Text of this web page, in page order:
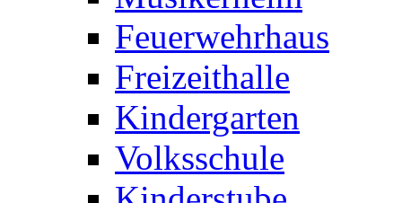
Feuerwehrhaus
Freizeithalle
Kindergarten
Volksschule